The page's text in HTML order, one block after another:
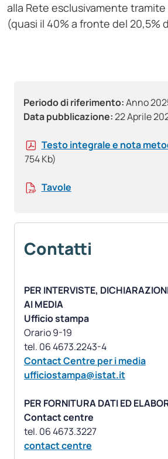
Periodo di riferimento:Anno
Data pubblicazione:22 Aprile
Testo integrale e nota
754 Kb)
Tavole
Contatti
PER INTERVISTE,
AI MEDIA
Ufficio stampa
Orario 9-19
Contact Centre per i media
ufficiostampa@istat.it
PER FORNITURA DATI ED
Contact centre
contact centre
alla Rete esclusivamente tramite
(quasi il 40% a fronte del 20,5%